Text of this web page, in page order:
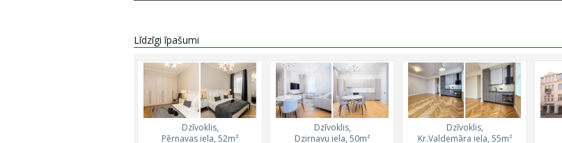
Līdzīgi īpašumi
Dzīvoklis,
Pērnavas iela, 52m²
Dzīvoklis,
Dzirnavu iela, 50m²
Dzīvoklis,
Kr.Valdemāra iela, 55m²